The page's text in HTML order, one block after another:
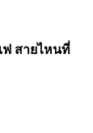
ฟ สายไหนที่